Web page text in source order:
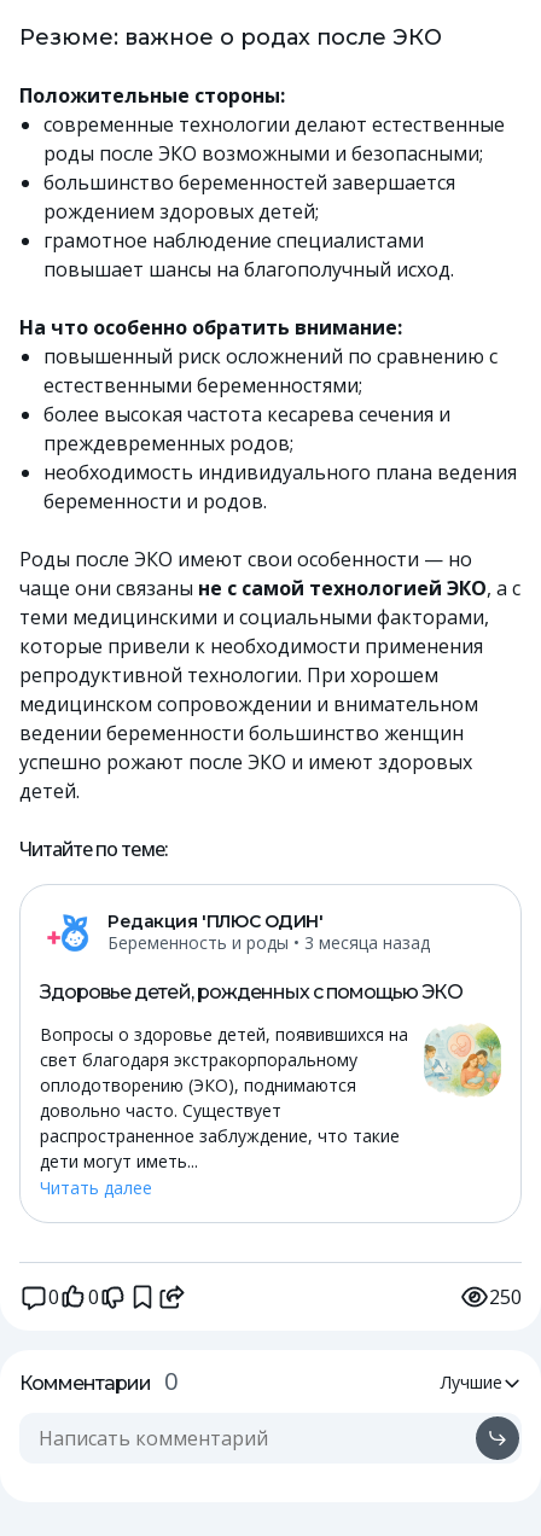
Резюме: важное о родах после ЭКО
Положительные стороны:
современные технологии делают естественные
роды после ЭКО возможными и безопасными;
большинство беременностей завершается
рождением здоровых детей;
грамотное наблюдение специалистами
повышает шансы на благополучный исход.
На что особенно обратить внимание:
повышенный риск осложнений по сравнению с
естественными беременностями;
более высокая частота кесарева сечения и
преждевременных родов;
необходимость индивидуального плана ведения
беременности и родов.
Роды после ЭКО имеют свои особенности — но
чаще они связаны не с самой технологией ЭКО, а с
теми медицинскими и социальными факторами,
которые привели к необходимости применения
репродуктивной технологии. При хорошем
медицинском сопровождении и внимательном
ведении беременности большинство женщин
успешно рожают после ЭКО и имеют здоровых
детей.
Читайте по теме:
Редакция 'ПЛЮС ОДИН'
Беременность и роды • 3 месяца назад
Здоровье детей, рожденных с помощью ЭКО
Вопросы о здоровье детей, появившихся на
свет благодаря экстракорпоральному
оплодотворению (ЭКО), поднимаются
довольно часто. Существует
распространенное заблуждение, что такие
дети могут иметь...
Читать далее
0 0 250
Комментарии 0 Лучшие